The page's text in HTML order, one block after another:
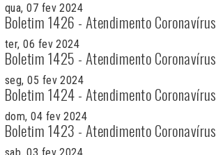
qua, 07 fev 2024
Boletim 1426 - Atendimento Coronavírus
ter, 06 fev 2024
Boletim 1425 - Atendimento Coronavírus
seg, 05 fev 2024
Boletim 1424 - Atendimento Coronavírus
dom, 04 fev 2024
Boletim 1423 - Atendimento Coronavírus